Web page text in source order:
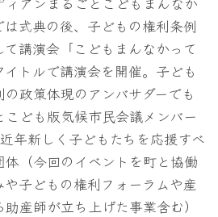
式典の後、子どもの権利条例
講演会「こどもまんなかって
トルで講演会を開催。子ども
政策体現のアンバサダーでも
ども版気候市民会議メンバー
年新しく子どもたちを応援すべ
体（今回のイベントを町と協働
子どもの権利フォーラムや産
産師が立ち上げた事業含む）